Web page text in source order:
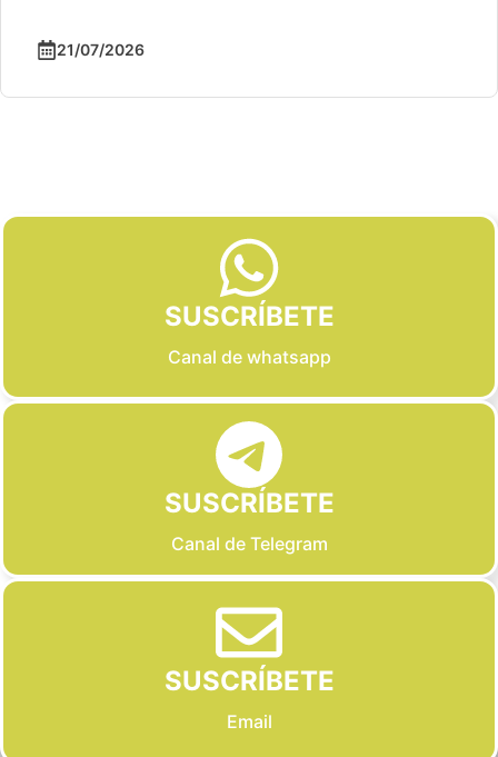
21/07/2026
SUSCRÍBETE
Canal de whatsapp
SUSCRÍBETE
Canal de Telegram
SUSCRÍBETE
Email